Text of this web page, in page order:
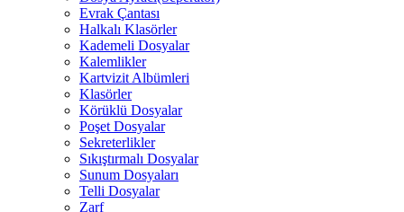
Evrak Çantası
Halkalı Klasörler
Kademeli Dosyalar
Kalemlikler
Kartvizit Albümleri
Klasörler
Körüklü Dosyalar
Poşet Dosyalar
Sekreterlikler
Sıkıştırmalı Dosyalar
Sunum Dosyaları
Telli Dosyalar
Zarf